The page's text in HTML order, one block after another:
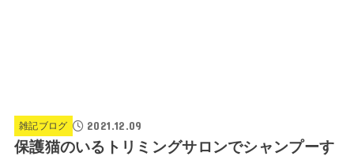
雑記ブログ 2021.12.09
保護猫のいるトリミングサロンでシャンプーす